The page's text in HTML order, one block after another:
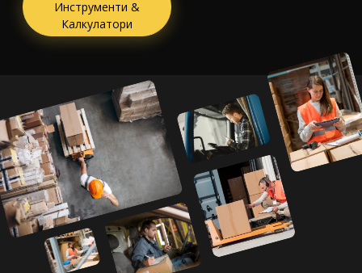
Инструменти &
Калкулатори